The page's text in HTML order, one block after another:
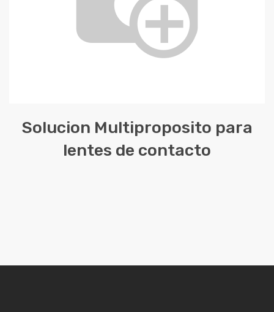
Solucion Multiproposito para
lentes de contacto